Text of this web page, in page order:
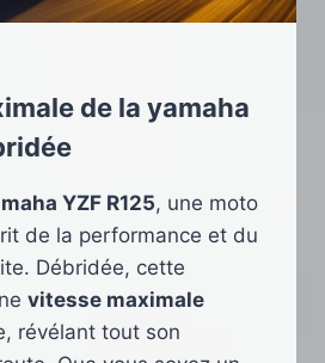
de la yamaha
YZF R125, une moto
de la performance et du
Débridée, cette
vitesse maximale
révélant tout son